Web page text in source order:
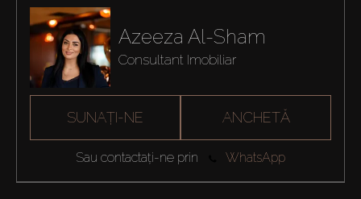
Azeeza Al-Sham
Consultant Imobiliar
SUNAȚI-NE ANCHETĂ
Sau contactați-ne prin WhatsApp